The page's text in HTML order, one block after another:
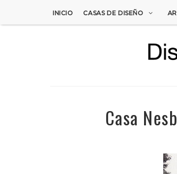
INICIO CASAS DE DISEÑO
Casa